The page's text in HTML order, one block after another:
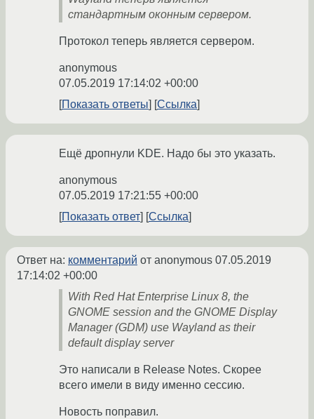
стандартным оконным сервером.
Протокол теперь является сервером.
anonymous
07.05.2019 17:14:02 +00:00
Показать ответы
Ссылка
Ещё дропнули KDE. Надо бы это указать.
anonymous
07.05.2019 17:21:55 +00:00
Показать ответ
Ссылка
Ответ на: комментарий от anonymous 07.05.2019
17:14:02 +00:00
With Red Hat Enterprise Linux 8, the
GNOME session and the GNOME Display
Manager (GDM) use Wayland as their
default display server
Это написали в Release Notes. Скорее
всего имели в виду именно сессию.
Новость поправил.